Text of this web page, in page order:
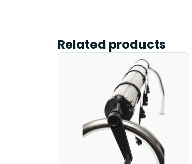
Related products